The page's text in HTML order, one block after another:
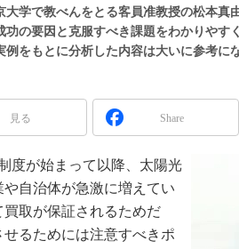
学で教べんをとる客員准教授の松本真
の要因と克服すべき課題をわかりやす
をもとに分析した内容は大いに参考にな
見る Share
度が始まって以降、太陽光
自治体が急激に増えてい
取が保証されるためだ
るためには注意すべきポ